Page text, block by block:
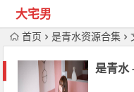
大宅男
首页 是青水资源合集
是青水